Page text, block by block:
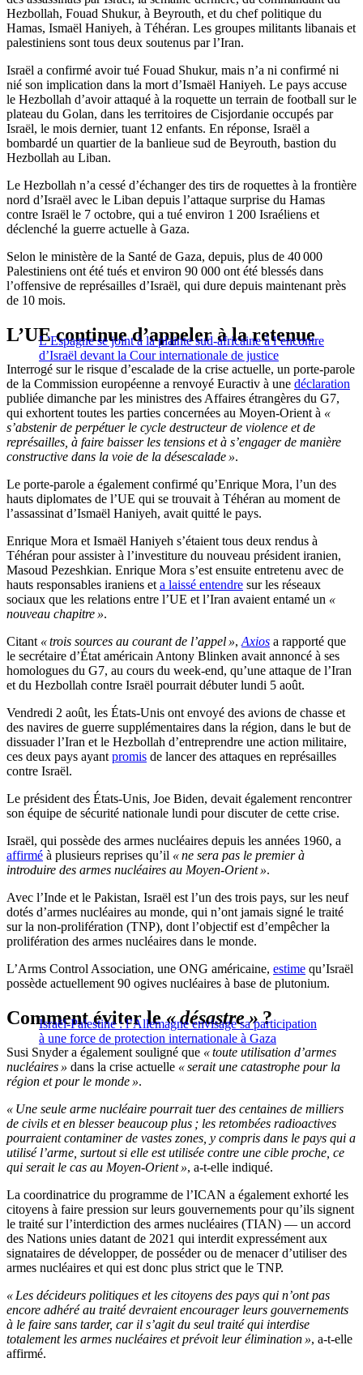
Hezbollah, Fouad Shukur, à Beyrouth, et du chef politique du
Hamas, Ismaël Haniyeh, à Téhéran. Les groupes militants libanais et
palestiniens sont tous deux soutenus par l’Iran.
Israël a confirmé avoir tué Fouad Shukur, mais n’a ni confirmé ni
nié son implication dans la mort d’Ismaël Haniyeh. Le pays accuse
le Hezbollah d’avoir attaqué à la roquette un terrain de football sur le
plateau du Golan, dans les territoires de Cisjordanie occupés par
Israël, le mois dernier, tuant 12 enfants. En réponse, Israël a
bombardé un quartier de la banlieue sud de Beyrouth, bastion du
Hezbollah au Liban.
Le Hezbollah n’a cessé d’échanger des tirs de roquettes à la frontière
nord d’Israël avec le Liban depuis l’attaque surprise du Hamas
contre Israël le 7 octobre, qui a tué environ 1 200 Israéliens et
déclenché la guerre actuelle à Gaza.
Selon le ministère de la Santé de Gaza, depuis, plus de 40 000
Palestiniens ont été tués et environ 90 000 ont été blessés dans
l’offensive de représailles d’Israël, qui dure depuis maintenant près
de 10 mois.
L’Espagne se joint à la plainte sud-africaine à l’encontre
d’Israël devant la Cour internationale de justice
L’UE continue d’appeler à la retenue
Interrogé sur le risque d’escalade de la crise actuelle, un porte-parole
de la Commission européenne a renvoyé Euractiv à une déclaration
publiée dimanche par les ministres des Affaires étrangères du G7,
qui exhortent toutes les parties concernées au Moyen-Orient à «
s’abstenir de perpétuer le cycle destructeur de violence et de
représailles, à faire baisser les tensions et à s’engager de manière
constructive dans la voie de la désescalade ».
Le porte-parole a également confirmé qu’Enrique Mora, l’un des
hauts diplomates de l’UE qui se trouvait à Téhéran au moment de
l’assassinat d’Ismaël Haniyeh, avait quitté le pays.
Enrique Mora et Ismaël Haniyeh s’étaient tous deux rendus à
Téhéran pour assister à l’investiture du nouveau président iranien,
Masoud Pezeshkian. Enrique Mora s’est ensuite entretenu avec de
hauts responsables iraniens et a laissé entendre sur les réseaux
sociaux que les relations entre l’UE et l’Iran avaient entamé un «
nouveau chapitre ».
Citant « trois sources au courant de l’appel », Axios a rapporté que
le secrétaire d’État américain Antony Blinken avait annoncé à ses
homologues du G7, au cours du week-end, qu’une attaque de l’Iran
et du Hezbollah contre Israël pourrait débuter lundi 5 août.
Vendredi 2 août, les États-Unis ont envoyé des avions de chasse et
des navires de guerre supplémentaires dans la région, dans le but de
dissuader l’Iran et le Hezbollah d’entreprendre une action militaire,
ces deux pays ayant promis de lancer des attaques en représailles
contre Israël.
Le président des États-Unis, Joe Biden, devait également rencontrer
son équipe de sécurité nationale lundi pour discuter de cette crise.
Israël, qui possède des armes nucléaires depuis les années 1960, a
affirmé à plusieurs reprises qu’il « ne sera pas le premier à
introduire des armes nucléaires au Moyen-Orient ».
Avec l’Inde et le Pakistan, Israël est l’un des trois pays, sur les neuf
dotés d’armes nucléaires au monde, qui n’ont jamais signé le traité
sur la non-prolifération (TNP), dont l’objectif est d’empêcher la
prolifération des armes nucléaires dans le monde.
L’Arms Control Association, une ONG américaine, estime qu’Israël
possède actuellement 90 ogives nucléaires à base de plutonium.
Israël-Palestine : l’Allemagne envisage sa participation
à une force de protection internationale à Gaza
Comment éviter le« désastre »?
Susi Snyder a également souligné que « toute utilisation d’armes
nucléaires » dans la crise actuelle « serait une catastrophe pour la
région et pour le monde ».
« Une seule arme nucléaire pourrait tuer des centaines de milliers
de civils et en blesser beaucoup plus ; les retombées radioactives
pourraient contaminer de vastes zones, y compris dans le pays qui a
utilisé l’arme, surtout si elle est utilisée contre une cible proche, ce
qui serait le cas au Moyen-Orient », a-t-elle indiqué.
La coordinatrice du programme de l’ICAN a également exhorté les
citoyens à faire pression sur leurs gouvernements pour qu’ils signent
le traité sur l’interdiction des armes nucléaires (TIAN) — un accord
des Nations unies datant de 2021 qui interdit expressément aux
signataires de développer, de posséder ou de menacer d’utiliser des
armes nucléaires et qui est donc plus strict que le TNP.
« Les décideurs politiques et les citoyens des pays qui n’ont pas
encore adhéré au traité devraient encourager leurs gouvernements
à le faire sans tarder, car il s’agit du seul traité qui interdise
totalement les armes nucléaires et prévoit leur élimination », a-t-elle
affirmé.